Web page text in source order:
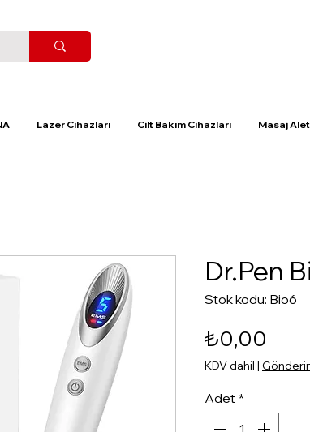
Lazer Cihazları Cilt Bakım Cihazları Masaj
Dr.Pen
Stok kodu: Bio6
₺0,00
KDV dahil |
Adet *